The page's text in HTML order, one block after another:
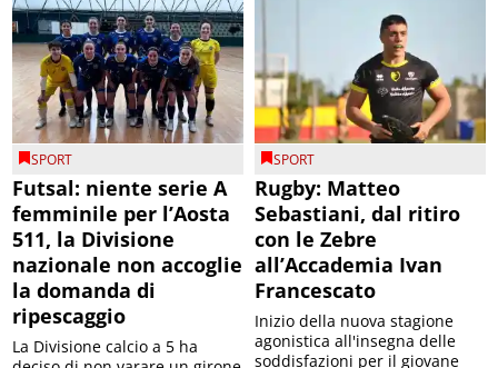
SPORT
Futsal: niente serie A
femminile per l’Aosta
511, la Divisione
nazionale non accoglie
la domanda di
ripescaggio
La Divisione calcio a 5 ha
SPORT
Rugby: Matteo
Sebastiani, dal ritiro
con le Zebre
all’Accademia Ivan
Francescato
Inizio della nuova stagione
agonistica all'insegna delle
soddisfazioni per il giovane